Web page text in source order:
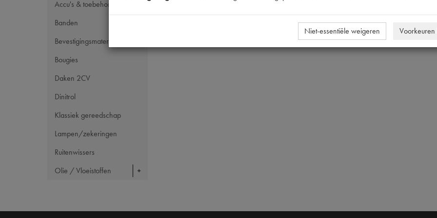
Accu's & toebehoren
Banden
Bevestigingsmateriaal
Bougies
Daken 2CV
Dinitrol
Klassiek gereedschap
Lampen/zekeringen
Ruitenwissers
Olie / Vloeistoffen
Niet-essentiële weigeren